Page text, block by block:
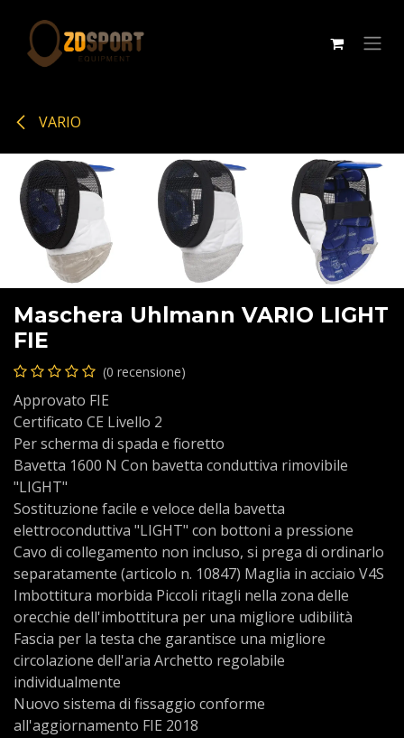
VARIO
Maschera Uhlmann VARIO LIGHT
FIE
(0 recensione)
Approvato FIE
Certificato CE Livello 2
Per scherma di spada e fioretto
Bavetta 1600 N Con bavetta conduttiva rimovibile
"LIGHT"
Sostituzione facile e veloce della bavetta
elettroconduttiva "LIGHT" con bottoni a pressione
Cavo di collegamento non incluso, si prega di ordinarlo
separatamente (articolo n. 10847) Maglia in acciaio V4S
Imbottitura morbida Piccoli ritagli nella zona delle
orecchie dell'imbottitura per una migliore udibilità
Fascia per la testa che garantisce una migliore
circolazione dell'aria Archetto regolabile
individualmente
Nuovo sistema di fissaggio conforme
all'aggiornamento FIE 2018